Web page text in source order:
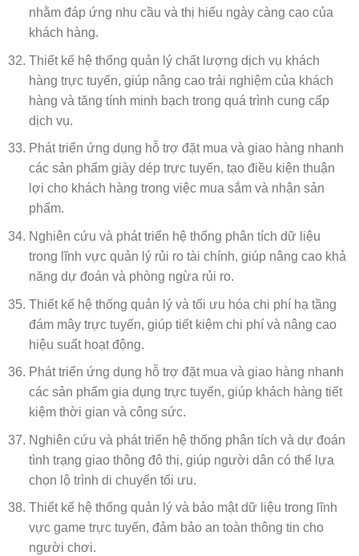
nhằm đáp ứng nhu cầu và thị hiếu ngày càng cao của
khách hàng.
Thiết kế hệ thống quản lý chất lượng dịch vụ khách
hàng trực tuyến, giúp nâng cao trải nghiệm của khách
hàng và tăng tính minh bạch trong quá trình cung cấp
dịch vụ.
Phát triển ứng dụng hỗ trợ đặt mua và giao hàng nhanh
các sản phẩm giày dép trực tuyến, tạo điều kiện thuận
lợi cho khách hàng trong việc mua sắm và nhận sản
phẩm.
Nghiên cứu và phát triển hệ thống phân tích dữ liệu
trong lĩnh vực quản lý rủi ro tài chính, giúp nâng cao khả
năng dự đoán và phòng ngừa rủi ro.
Thiết kế hệ thống quản lý và tối ưu hóa chi phí hạ tầng
đám mây trực tuyến, giúp tiết kiệm chi phí và nâng cao
hiệu suất hoạt động.
Phát triển ứng dụng hỗ trợ đặt mua và giao hàng nhanh
các sản phẩm gia dụng trực tuyến, giúp khách hàng tiết
kiệm thời gian và công sức.
Nghiên cứu và phát triển hệ thống phân tích và dự đoán
tình trạng giao thông đô thị, giúp người dân có thể lựa
chọn lộ trình di chuyển tối ưu.
Thiết kế hệ thống quản lý và bảo mật dữ liệu trong lĩnh
vực game trực tuyến, đảm bảo an toàn thông tin cho
người chơi.